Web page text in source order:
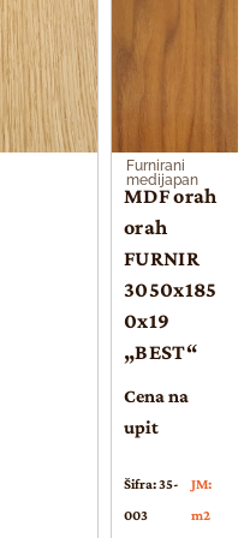
Furnirani
medijapan
MDF orah
orah
FURNIR
3050x185
0x19
„BEST“
Cena na
upit
Šifra: 35-
003
JM:
m2